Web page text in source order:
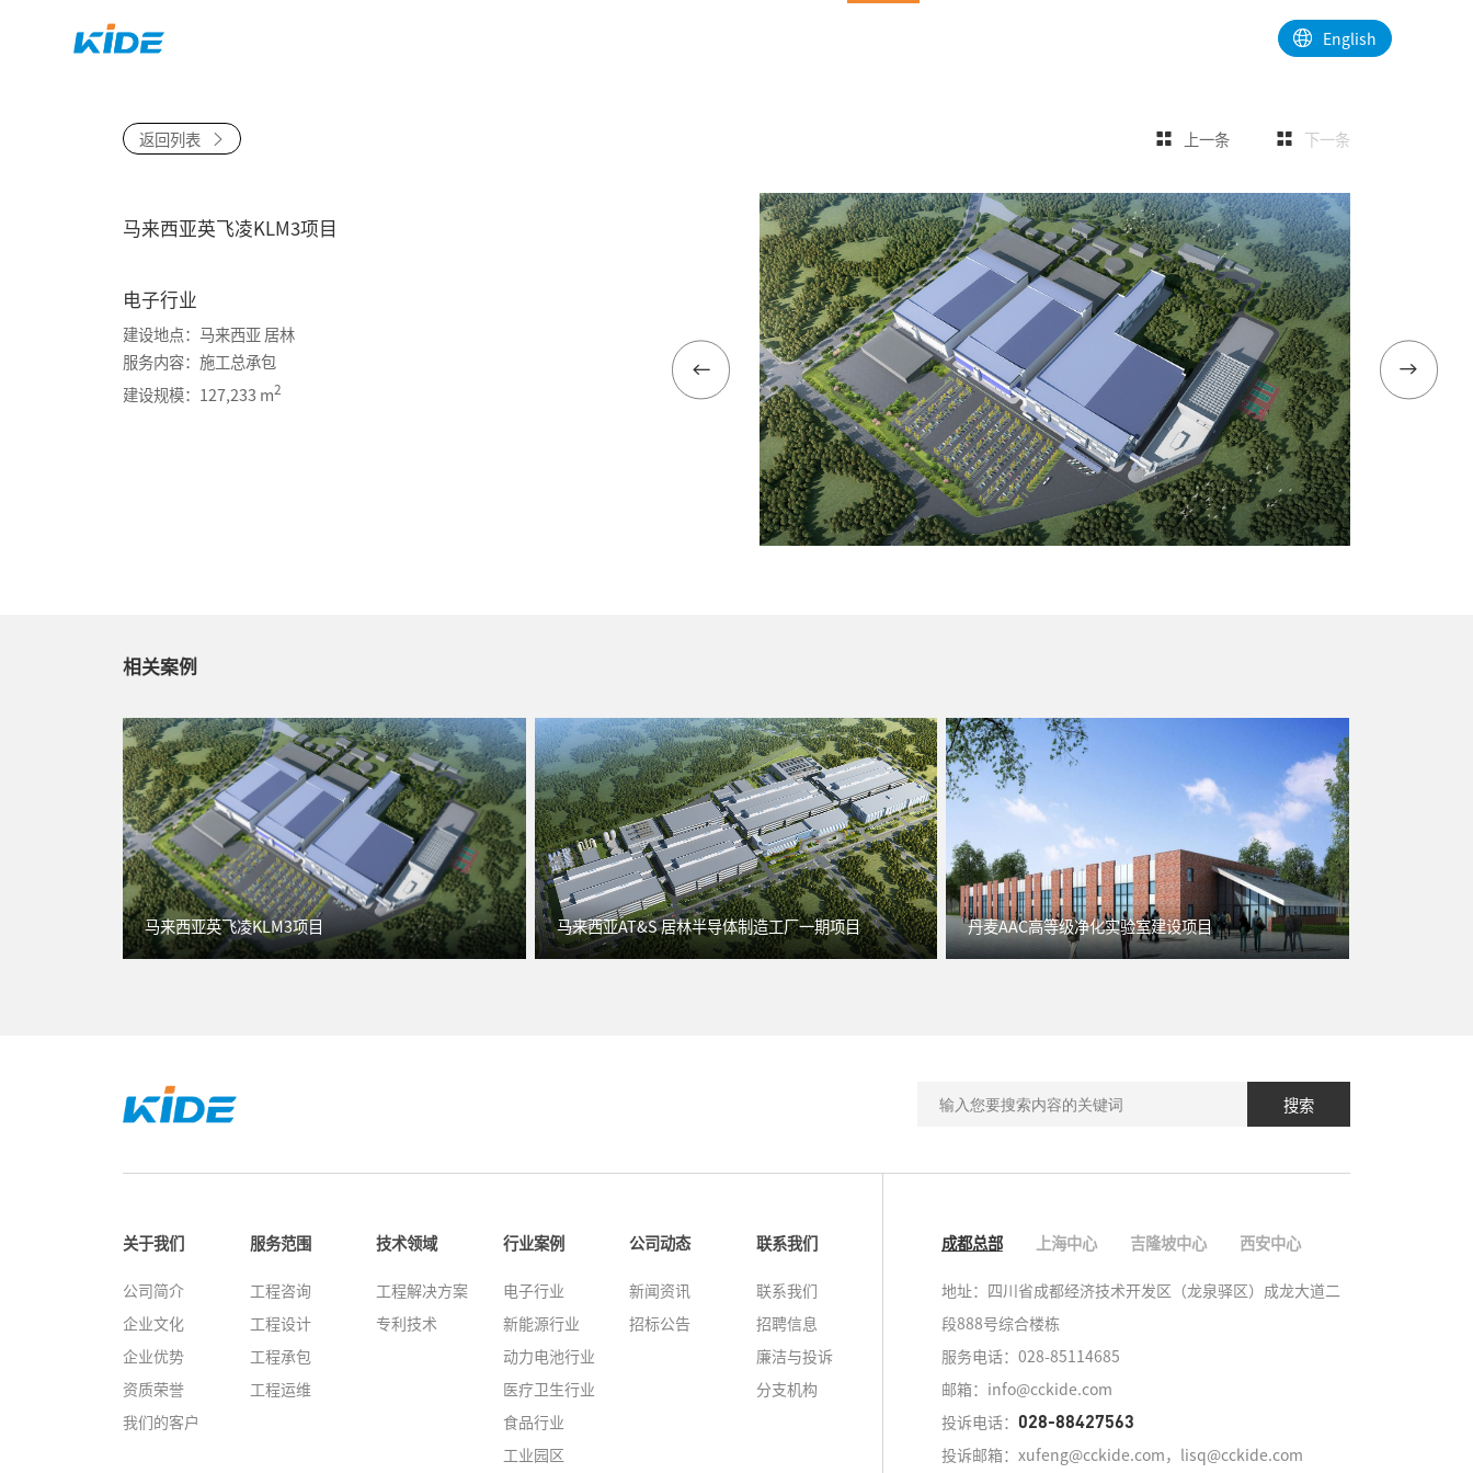
English
返回列表 上一条 下一条
马来西亚英飞凌KLM3项目
电子行业
建设地点：马来西亚 居林
服务内容：施工总承包
建设规模：127,233 m2
相关案例
马来西亚英飞凌KLM3项目 马来西亚AT&S 居林半导体制造工厂一期项目 丹麦AAC高等级净化实验室建设项目
搜索
关于我们
公司简介
企业文化
企业优势
资质荣誉
我们的客户
服务范围
工程咨询
工程设计
工程承包
工程运维
技术领域
工程解决方案
专利技术
行业案例
电子行业
新能源行业
动力电池行业
医疗卫生行业
食品行业
工业园区
公司动态
新闻资讯
招标公告
联系我们
联系我们
招聘信息
廉洁与投诉
分支机构
成都总部 上海中心 吉隆坡中心 西安中心
地址：四川省成都经济技术开发区（龙泉驿区）成龙大道二
段888号综合楼栋
服务电话：028-85114685
邮箱：info@cckide.com
投诉电话： 028-88427563
投诉邮箱：xufeng@cckide.com，lisq@cckide.com